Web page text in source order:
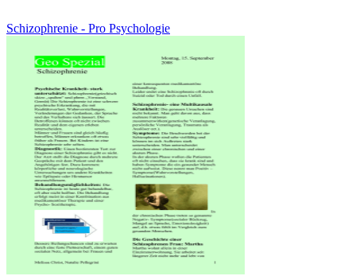
Schizophrenie - Pro Psychologie